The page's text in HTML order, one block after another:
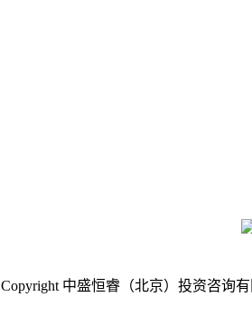
Copyright 中盛恒睿（北京）投资咨询